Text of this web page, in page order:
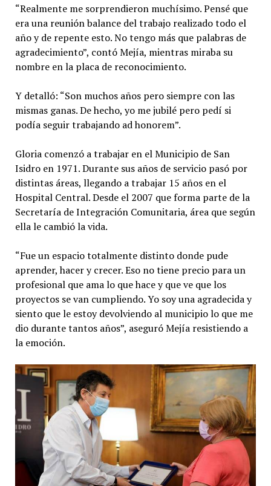
“Realmente me sorprendieron muchísimo. Pensé que
era una reunión balance del trabajo realizado todo el
año y de repente esto. No tengo más que palabras de
agradecimiento”, contó Mejía, mientras miraba su
nombre en la placa de reconocimiento.
Y detalló: “Son muchos años pero siempre con las
mismas ganas. De hecho, yo me jubilé pero pedí si
podía seguir trabajando ad honorem”.
Gloria comenzó a trabajar en el Municipio de San
Isidro en 1971. Durante sus años de servicio pasó por
distintas áreas, llegando a trabajar 15 años en el
Hospital Central. Desde el 2007 que forma parte de la
Secretaría de Integración Comunitaria, área que según
ella le cambió la vida.
“Fue un espacio totalmente distinto donde pude
aprender, hacer y crecer. Eso no tiene precio para un
profesional que ama lo que hace y que ve que los
proyectos se van cumpliendo. Yo soy una agradecida y
siento que le estoy devolviendo al municipio lo que me
dio durante tantos años”, aseguró Mejía resistiendo a
la emoción.